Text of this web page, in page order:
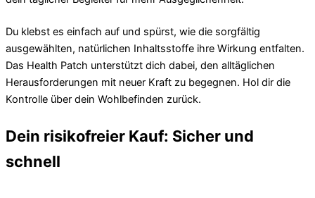
Du klebst es einfach auf und spürst, wie die sorgfältig
ausgewählten, natürlichen Inhaltsstoffe ihre Wirkung entfalten.
Das Health Patch unterstützt dich dabei, den alltäglichen
Herausforderungen mit neuer Kraft zu begegnen. Hol dir die
Kontrolle über dein Wohlbefinden zurück.
Dein risikofreier Kauf: Sicher und
schnell